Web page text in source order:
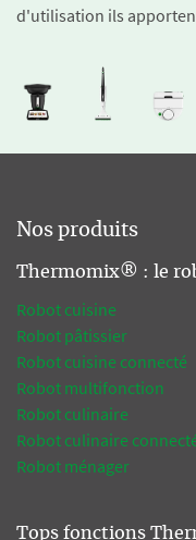
d'utilisation ils
Nos produits
Thermomix® : le
Robot cuisine
Robot pâtissier
Robot cuisine connecté
Robot multifonction
Robot culinaire
Robot culinaire
Robot ménager
Tops fonctions